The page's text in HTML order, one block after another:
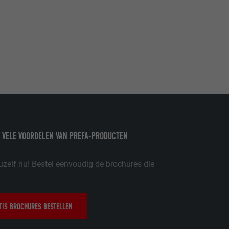
VOORDELEN VAN PREFA-PRODUCTEN
nu! Bestel eenvoudig de brochures die
BROCHURES BESTELLEN
extension.